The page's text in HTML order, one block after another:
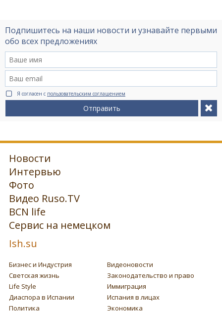
Подпишитесь на наши новости и узнавайте первыми
обо всех предложениях
Я согласен с пользовательским соглашением
Отправить
Новости
Интервью
Фото
Видео Ruso.TV
BCN life
Сервис на немецком
Ish.su
Бизнес и Индустрия
Видеоновости
Светская жизнь
Законодательство и право
Life Style
Иммиграция
Диаспора в Испании
Испания в лицах
Политика
Экономика